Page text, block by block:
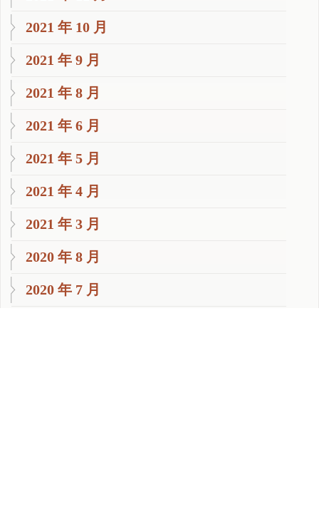
2021 年 10 月
2021 年 9 月
2021 年 8 月
2021 年 6 月
2021 年 5 月
2021 年 4 月
2021 年 3 月
2020 年 8 月
2020 年 7 月